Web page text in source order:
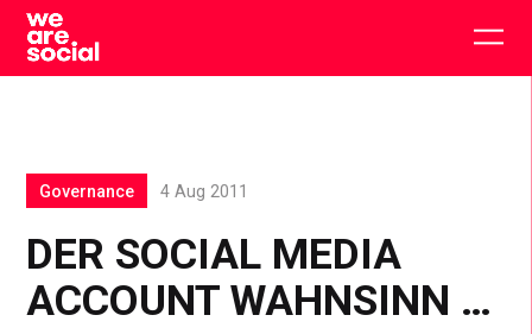
Skip
content
DER SOCIAL MEDIA
ACCOUNT WAHNSINN …
Governance 4 Aug 2011